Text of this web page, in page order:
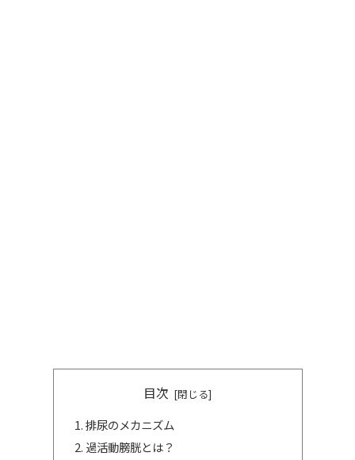
目次
排尿のメカニズム
過活動膀胱とは？